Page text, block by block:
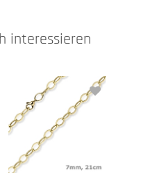
interessieren